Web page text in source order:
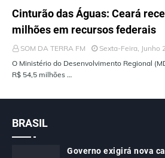
ÚLTIMAS NOTÍCIAS
Cinturão das Águas: Ceará
milhões em recursos federais
SOM DA TERRA FM
Sexta-Feira, Junho
O Ministério do Desenvolvimento Regional
R$ 54,5 milhões …
BRASIL
Governo exigirá nova